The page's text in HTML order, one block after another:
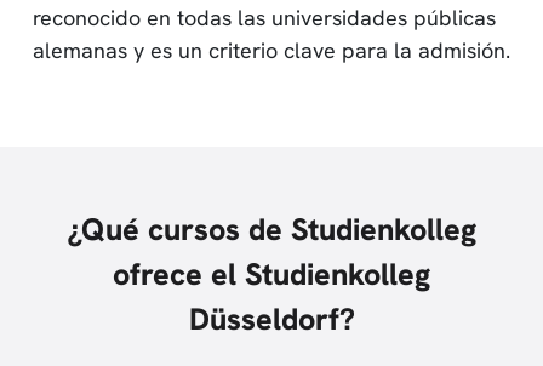
reconocido en todas las universidades públicas
alemanas y es un criterio clave para la admisión.
¿Qué cursos de Studienkolleg
ofrece el Studienkolleg
Düsseldorf?